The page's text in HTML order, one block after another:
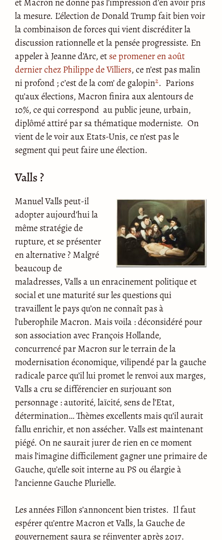
la mesure. L’élection de Donald Trump fait bien voir
la combinaison de forces qui vient discréditer la
discussion rationnelle et la pensée progressiste. En
appeler à Jeanne d’Arc, et se promener en août
dernier chez Philippe de Villiers, ce n’est pas malin
ni profond ; c’est de la com’ de galopin2. Parions
qu’aux élections, Macron finira aux alentours de
10%, ce qui correspond au public jeune, urbain,
diplômé attiré par sa thématique moderniste. On
vient de le voir aux Etats-Unis, ce n’est pas le
segment qui peut faire une élection.
Valls ?
Manuel Valls peut-il
adopter aujourd’hui la
même stratégie de
rupture, et se présenter
en alternative ? Malgré
beaucoup de
maladresses, Valls a un enracinement politique et
social et une maturité sur les questions qui
travaillent le pays qu’on ne connaît pas à
l’uberophile Macron. Mais voila : déconsidéré pour
son association avec François Hollande,
concurrencé par Macron sur le terrain de la
modernisation économique, vilipendé par la gauche
radicale parce qu’il lui promet le renvoi aux marges,
Valls a cru se différencier en surjouant son
personnage : autorité, laïcité, sens de l’Etat,
détermination… Thèmes excellents mais qu’il aurait
fallu enrichir, et non assécher. Valls est maintenant
piégé. On ne saurait jurer de rien en ce moment
mais l’imagine difficilement gagner une primaire de
Gauche, qu’elle soit interne au PS ou élargie à
l’ancienne Gauche Plurielle.
Les années Fillon s’annoncent bien tristes. Il faut
espérer qu’entre Macron et Valls, la Gauche de
gouvernement saura se réinventer après 2017.